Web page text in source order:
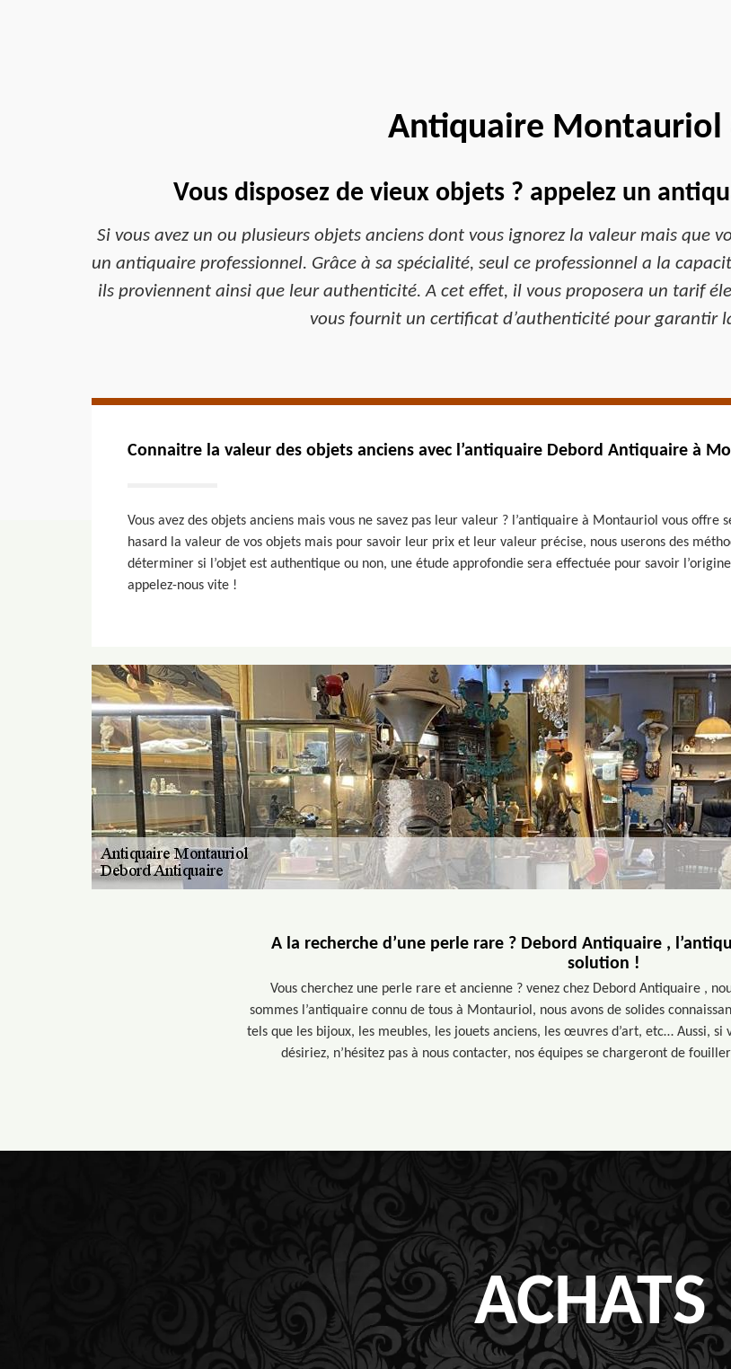
Antiquaire Montauriol
Vous disposez de vieux objets ? appelez un
Si vous avez un ou plusieurs objets anciens dont vous ignorez la valeur mais que
un antiquaire professionnel. Grâce à sa spécialité, seul ce professionnel a la
ils proviennent ainsi que leur authenticité. A cet effet, il vous proposera un tarif
vous fournit un certificat d’authenticité pour garantir
Connaitre la valeur des objets anciens avec l’antiquaire Debord Antiquaire à
Vous avez des objets anciens mais vous ne savez pas leur valeur ? l’antiquaire à Montauriol vous offre
hasard la valeur de vos objets mais pour savoir leur prix et leur valeur précise, nous userons des
déterminer si l’objet est authentique ou non, une étude approfondie sera effectuée pour savoir
appelez-nous vite !
A la recherche d’une perle rare ? Debord Antiquaire ,
solution !
Vous cherchez une perle rare et ancienne ? venez chez Debord Antiquaire ,
sommes l’antiquaire connu de tous à Montauriol, nous avons de solides
tels que les bijoux, les meubles, les jouets anciens, les œuvres d’art, etc… Aussi, si
désiriez, n’hésitez pas à nous contacter, nos équipes se chargeront de
ACHATS